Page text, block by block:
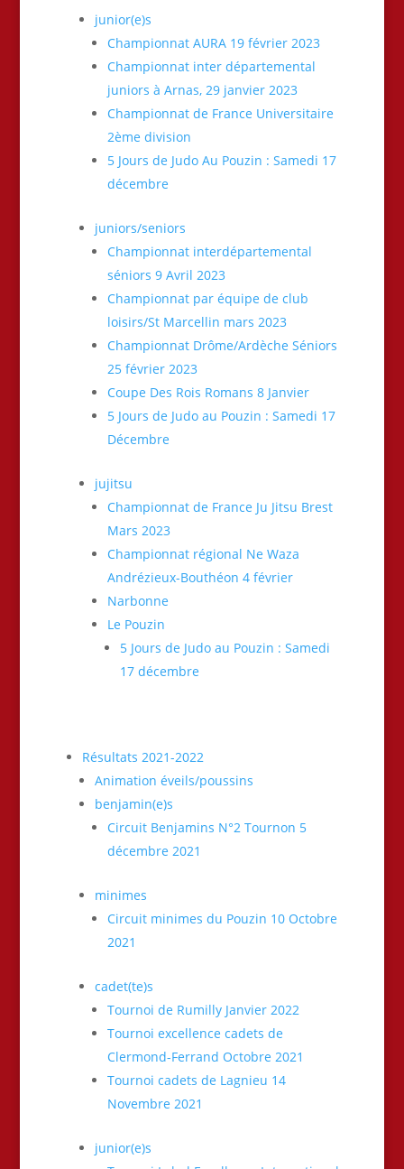
junior(e)s
Championnat AURA 19 février 2023
Championnat inter départemental
juniors à Arnas, 29 janvier 2023
Championnat de France Universitaire
2ème division
5 Jours de Judo Au Pouzin : Samedi 17
décembre
juniors/seniors
Championnat interdépartemental
séniors 9 Avril 2023
Championnat par équipe de club
loisirs/St Marcellin mars 2023
Championnat Drôme/Ardèche Séniors
25 février 2023
Coupe Des Rois Romans 8 Janvier
5 Jours de Judo au Pouzin : Samedi 17
Décembre
jujitsu
Championnat de France Ju Jitsu Brest
Mars 2023
Championnat régional Ne Waza
Andrézieux-Bouthéon 4 février
Narbonne
Le Pouzin
5 Jours de Judo au Pouzin : Samedi
17 décembre
Résultats 2021-2022
Animation éveils/poussins
benjamin(e)s
Circuit Benjamins N°2 Tournon 5
décembre 2021
minimes
Circuit minimes du Pouzin 10 Octobre
2021
cadet(te)s
Tournoi de Rumilly Janvier 2022
Tournoi excellence cadets de
Clermond-Ferrand Octobre 2021
Tournoi cadets de Lagnieu 14
Novembre 2021
junior(e)s